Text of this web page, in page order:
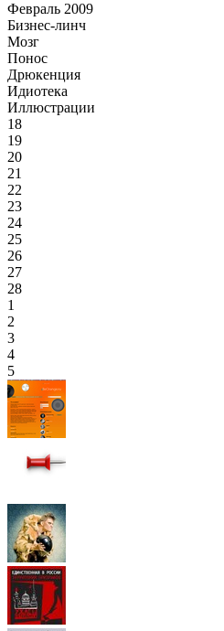
Февраль 2009
Бизнес-линч
Мозг
Понос
Дрюкенция
Идиотека
Иллюстрации
18
19
20
21
22
23
24
25
26
27
28
1
2
3
4
5